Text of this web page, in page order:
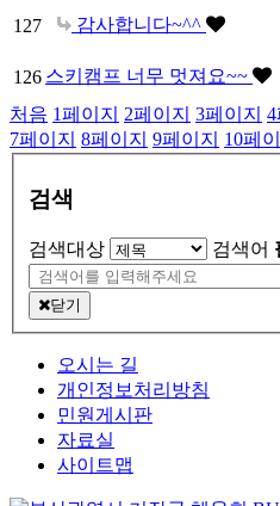
127
감사합니다~^^
126 스키캠프 너무 멋져요~~
처음 1페이지 2페이지 3페이지 4
7페이지 8페이지 9페이지 10페이
검색
검색대상 검색어
닫기
오시는 길
개인정보처리방침
민원게시판
자료실
사이트맵